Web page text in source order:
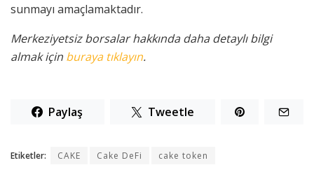
sunmayı amaçlamaktadır.
Merkeziyetsiz borsalar hakkında daha detaylı bilgi
almak için buraya tıklayın.
Paylaş Tweetle
Etiketler: CAKE Cake DeFi cake token